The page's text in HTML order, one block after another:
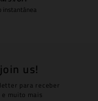
instantânea
us!
para receber
muito mais